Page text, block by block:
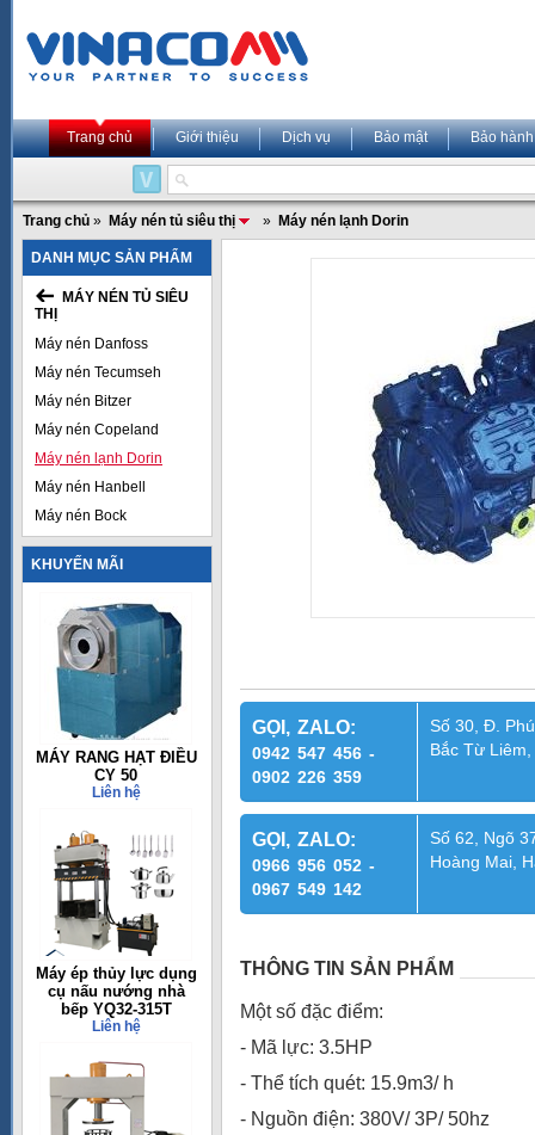
Trang chủ Giới thiệu Dịch vụ Bảo mật Bảo hành
Trang chủ » Máy nén tủ siêu thị » Máy nén lạnh Dorin
DANH MỤC SẢN PHẨM
MÁY NÉN TỦ SIÊU
THỊ
Máy nén Danfoss
Máy nén Tecumseh
Máy nén Bitzer
Máy nén Copeland
Máy nén lạnh Dorin
Máy nén Hanbell
Máy nén Bock
KHUYẾN MÃI
MÁY RANG HẠT ĐIỀU
CY 50
Liên hệ
Máy ép thủy lực dụng
cụ nấu nướng nhà
bếp YQ32-315T
Liên hệ
GỌI, ZALO:
0942 547 456 -
0902 226 359
Số 30, Đ.
Bắc Từ
GỌI, ZALO:
0966 956 052 -
0967 549 142
Số 62, Ngõ
Hoàng Mai,
THÔNG TIN SẢN PHẨM
Một số đặc điểm:
- Mã lực: 3.5HP
- Thể tích quét: 15.9m3/ h
- Nguồn điện: 380V/ 3P/ 50hz